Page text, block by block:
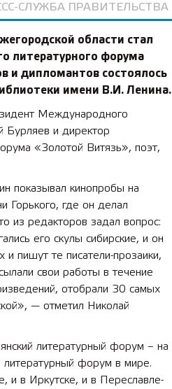
СЛУЖБА ПРАВИТЕЛЬСТВА
области стал
литературного форума
и дипломантов состоялось
имени В.И. Ленина.
Международного
Бурляев и директор
«Золотой Витязь», поэт,
показывал кинопробы на
Горького, где он делал
из редакторов задал вопрос:
его скулы сибирские, и он
пишут те писатели-прозаики,
свои работы в течение
отобрали 30 самых
— отметил Николай
литературный форум – на
форум в мире.
и в Иркутске, и в Переславле-